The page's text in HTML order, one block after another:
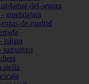
del-segura
guadalajara
de-madrid
pájara
sanxenxo